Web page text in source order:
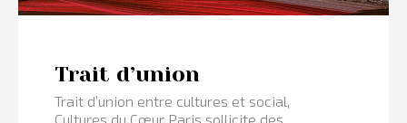
Trait d’union
Trait d’union entre cultures et social,
Cultures du Cœur Paris sollicite des